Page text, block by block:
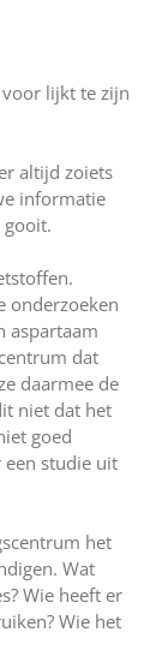
lijkt te zijn
altijd zoiets
informatie
onderzoeken
aspartaam
dat
daarmee de
niet dat het
goed
een studie uit
het
Wat
Wie heeft er
Wie het